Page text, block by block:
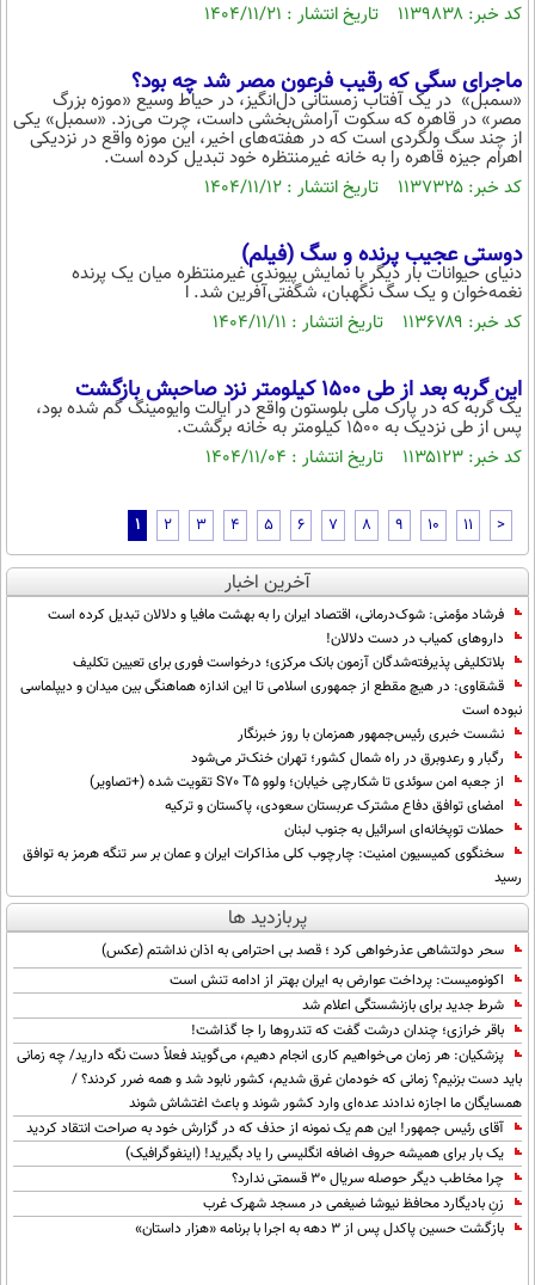
کد خبر: ۱۱۳۹۸۳۸ تاریخ انتشار : ۱۴۰۴/۱۱/۲۱
ماجرای سگی که رقیب فرعون مصر شد چه بود؟
«سمبل» در یک آفتاب زمستانی دل‌انگیز، در حیاط وسیع «موزه بزرگ
مصر» در قاهره که سکوت آرامش‌بخشی داست، چرت می‌زد. «سمبل» یکی
از چند سگ ولگردی است که در هفته‌های اخیر، این موزه واقع در نزدیکی
اهرام جیزه قاهره را به خانه غیرمنتظره خود تبدیل کرده‌ است.
کد خبر: ۱۱۳۷۳۲۵ تاریخ انتشار : ۱۴۰۴/۱۱/۱۲
دوستی عجیب پرنده و سگ (فیلم)
دنیای حیوانات بار دیگر با نمایش پیوندی غیرمنتظره میان یک پرنده
نغمه‌خوان و یک سگ نگهبان، شگفتی‌آفرین شد. ا
کد خبر: ۱۱۳۶۷۸۹ تاریخ انتشار : ۱۴۰۴/۱۱/۱۱
این گربه بعد از طی ۱۵۰۰ کیلومتر نزد صاحبش بازگشت
یک گربه که در پارک ملی بلوستون واقع در ایالت وایومینگ گم شده بود،
پس از طی نزدیک به ۱۵۰۰ کیلومتر به خانه برگشت.
کد خبر: ۱۱۳۵۱۲۳ تاریخ انتشار : ۱۴۰۴/۱۱/۰۴
1 2 3 4 5 6 7 8 9 10 11 >
آخرین اخبار
فرشاد مؤمنی: شوک‌درمانی، اقتصاد ایران را به بهشت مافیا و دلالان تبدیل کرده است
داروهای کمیاب در دست دلالان!
بلاتکلیفی پذیرفته‌شدگان آزمون بانک مرکزی؛ درخواست فوری برای تعیین تکلیف
قشقاوی: در هیچ مقطع از جمهوری اسلامی تا این اندازه هماهنگی بین میدان و دیپلماسی
نبوده است
نشست خبری رئیس‌جمهور همزمان با روز خبرنگار
رگبار و رعدوبرق در راه شمال کشور؛ تهران خنک‌تر می‌شود
از جعبه امن سوئدی تا شکارچی خیابان؛ ولوو S70 T5 تقویت شده (+تصاویر)
امضای توافق دفاع مشترک عربستان سعودی، پاکستان و ترکیه
حملات توپخانه‌ای اسرائیل به جنوب لبنان
سخنگوی کمیسیون امنیت: چارچوب کلی مذاکرات ایران و عمان بر سر تنگه هرمز به توافق
رسید
پربازدید ها
سحر دولتشاهی عذرخواهی کرد ؛ قصد بی احترامی به اذان نداشتم (عکس)
اکونومیست: پرداخت عوارض به ایران بهتر از ادامه تنش است
شرط جدید برای بازنشستگی اعلام شد
باقر خرازی؛ چندان درشت گفت که تندروها را جا گذاشت!
پزشکیان: هر زمان می‌خواهیم کاری انجام دهیم، می‌گویند فعلاً دست نگه دارید/ چه زمانی
باید دست بزنیم؟ زمانی که خودمان غرق شدیم، کشور نابود شد و همه ضرر کردند؟ /
همسایگان ما اجازه ندادند عده‌ای وارد کشور شوند و باعث اغتشاش شوند
آقای رئیس جمهور! این هم یک نمونه از حذف که در گزارش خود به صراحت انتقاد کردید
یک بار برای همیشه حروف اضافه انگلیسی را یاد بگیرید! (اینفوگرافیک)
چرا مخاطب دیگر حوصله سریال 30 قسمتی ندارد؟
زنِ بادیگارد محافظ نیوشا ضیغمی در مسجد شهرک غرب
بازگشت حسین پاکدل پس از ۳ دهه به اجرا با برنامه «هزار داستان»